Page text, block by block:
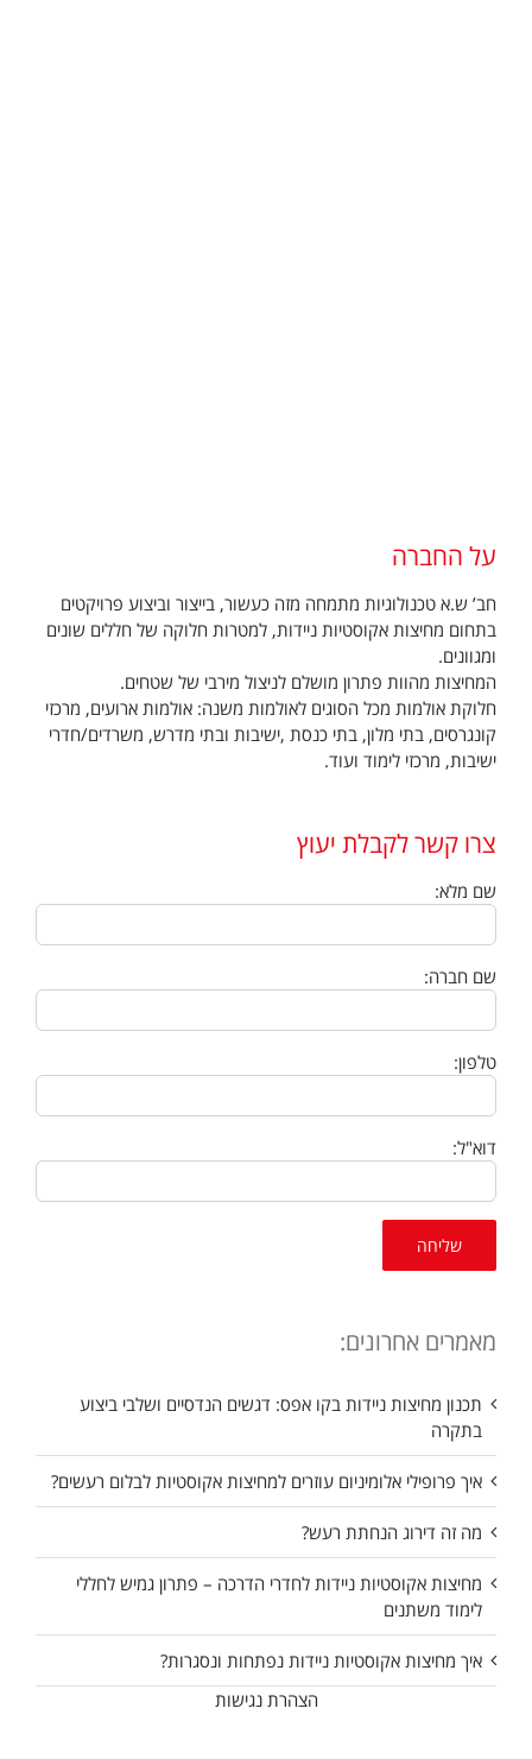
על החברה
חב’ ש.א טכנולוגיות מתמחה מזה כעשור, בייצור וביצוע פרויקטים
בתחום מחיצות אקוסטיות ניידות, למטרות חלוקה של חללים שונים
ומגוונים.
המחיצות מהוות פתרון מושלם לניצול מירבי של שטחים.
חלוקת אולמות מכל הסוגים לאולמות משנה: אולמות ארועים, מרכזי
קונגרסים, בתי מלון, בתי כנסת ,ישיבות ובתי מדרש, משרדים/חדרי
ישיבות, מרכזי לימוד ועוד.
צרו קשר לקבלת יעוץ
שם מלא:
שם חברה:
טלפון:
דוא"ל:
מאמרים אחרונים:
תכנון מחיצות ניידות בקו אפס: דגשים הנדסיים ושלבי ביצוע
בתקרה
איך פרופילי אלומיניום עוזרים למחיצות אקוסטיות לבלום רעשים?
מה זה דירוג הנחתת רעש?
מחיצות אקוסטיות ניידות לחדרי הדרכה – פתרון גמיש לחללי
לימוד משתנים
איך מחיצות אקוסטיות ניידות נפתחות ונסגרות?
הצהרת נגישות